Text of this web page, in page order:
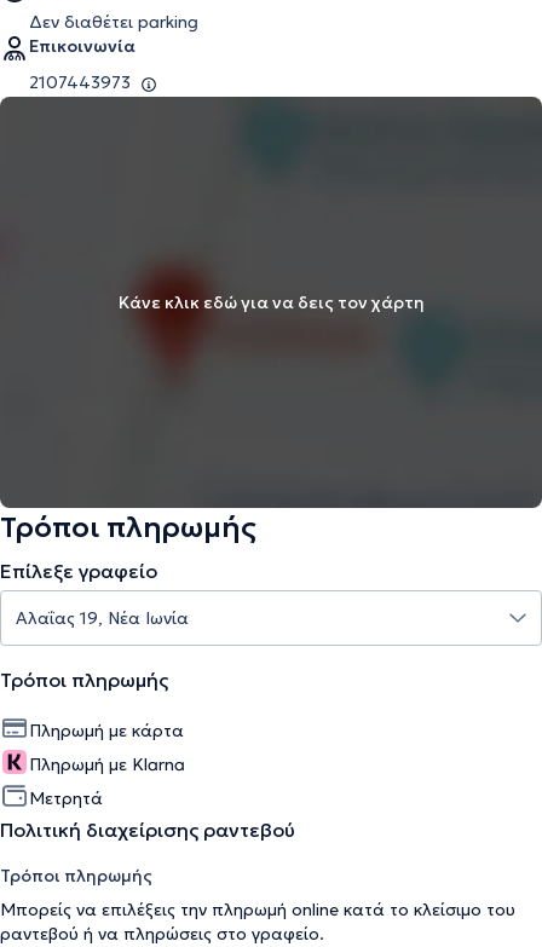
Δεν διαθέτει parking
Επικοινωνία
2107443973
Κάνε κλικ εδώ για να δεις τον χάρτη
Τρόποι πληρωμής
Επίλεξε γραφείο
Τρόποι πληρωμής
Πληρωμή με κάρτα
Πληρωμή με Klarna
Μετρητά
Πολιτική διαχείρισης ραντεβού
Τρόποι πληρωμής
Μπορείς να επιλέξεις την πληρωμή online κατά το κλείσιμο του
ραντεβού ή να πληρώσεις στο γραφείο.